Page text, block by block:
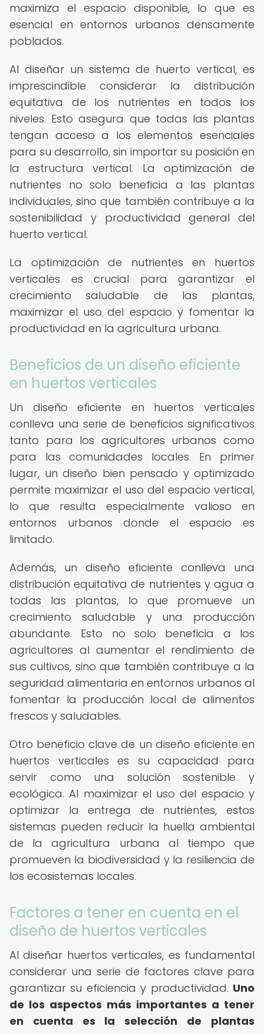
maximiza el espacio disponible, lo que es
esencial en entornos urbanos densamente
poblados.
Al diseñar un sistema de huerto vertical, es
imprescindible considerar la distribución
equitativa de los nutrientes en todos los
niveles. Esto asegura que todas las plantas
tengan acceso a los elementos esenciales
para su desarrollo, sin importar su posición en
la estructura vertical. La optimización de
nutrientes no solo beneficia a las plantas
individuales, sino que también contribuye a la
sostenibilidad y productividad general del
huerto vertical.
La optimización de nutrientes en huertos
verticales es crucial para garantizar el
crecimiento saludable de las plantas,
maximizar el uso del espacio y fomentar la
productividad en la agricultura urbana.
Beneficios de un diseño eficiente
en huertos verticales
Un diseño eficiente en huertos verticales
conlleva una serie de beneficios significativos
tanto para los agricultores urbanos como
para las comunidades locales. En primer
lugar, un diseño bien pensado y optimizado
permite maximizar el uso del espacio vertical,
lo que resulta especialmente valioso en
entornos urbanos donde el espacio es
limitado.
Además, un diseño eficiente conlleva una
distribución equitativa de nutrientes y agua a
todas las plantas, lo que promueve un
crecimiento saludable y una producción
abundante. Esto no solo beneficia a los
agricultores al aumentar el rendimiento de
sus cultivos, sino que también contribuye a la
seguridad alimentaria en entornos urbanos al
fomentar la producción local de alimentos
frescos y saludables.
Otro beneficio clave de un diseño eficiente en
huertos verticales es su capacidad para
servir como una solución sostenible y
ecológica. Al maximizar el uso del espacio y
optimizar la entrega de nutrientes, estos
sistemas pueden reducir la huella ambiental
de la agricultura urbana al tiempo que
promueven la biodiversidad y la resiliencia de
los ecosistemas locales.
Factores a tener en cuenta en el
diseño de huertos verticales
Al diseñar huertos verticales, es fundamental
considerar una serie de factores clave para
garantizar su eficiencia y productividad. Uno
de los aspectos más importantes a tener
en cuenta es la selección de plantas